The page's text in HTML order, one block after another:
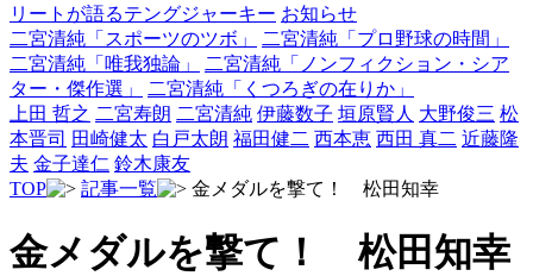
リートが語るテングジャーキー お知らせ
二宮清純「スポーツのツボ」
二宮清純「プロ野球の時間」
二宮清純「唯我独論」
二宮清純「ノンフィクション・シア
ター・傑作選」
二宮清純「くつろぎの在りか」
上田 哲之 二宮寿朗 二宮清純 伊藤数子 垣原賢人 大野俊三 松
本晋司 田崎健太 白戸太朗 福田健二 西本恵 西田 真二 近藤隆
夫 金子達仁 鈴木康友
TOP
記事一覧 金メダルを撃て！ 松田知幸
金メダルを撃て！ 松田知幸